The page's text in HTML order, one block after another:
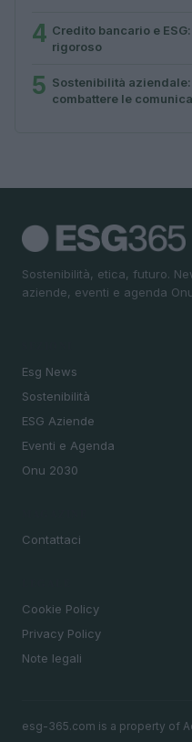
4 Credito bancario e
rigoroso
5 Sostenibilità
combattere le
Sostenibilità, etica, futuro.
aziende, eventi e agenda
Esg News
Sostenibilità
ESG Aziende
Eventi e Agenda
Onu 2030
Contattaci
Cookie Policy
Privacy Policy
Note legali
esg-365.com is a property of